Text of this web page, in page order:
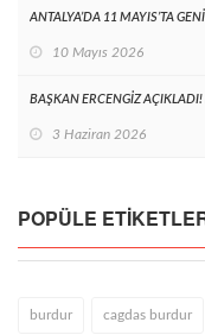
ANTALYA’DA 11 MAYIS’TA
10 Mayıs 2026
BAŞKAN ERCENGİZ
3 Haziran 2026
POPÜLE
burdur cagdas burdur